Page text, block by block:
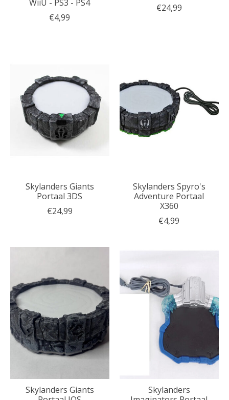
WiiU - PS3 - PS4
€4,99
€24,99
Skylanders Giants
Portaal 3DS
€24,99
Skylanders Spyro's
Adventure Portaal
X360
€4,99
Skylanders Giants
Skylanders